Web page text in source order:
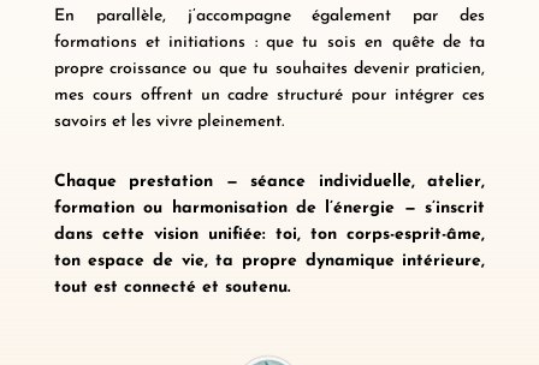
En parallèle, j’accompagne également par des
formations et initiations : que tu sois en quête de ta
propre croissance ou que tu souhaites devenir praticien,
mes cours offrent un cadre structuré pour intégrer ces
savoirs et les vivre pleinement.
Chaque prestation — séance individuelle, atelier,
formation ou harmonisation de l’énergie — s’inscrit
dans cette vision unifiée: toi, ton corps-esprit-âme,
ton espace de vie, ta propre dynamique intérieure,
tout est connecté et soutenu.